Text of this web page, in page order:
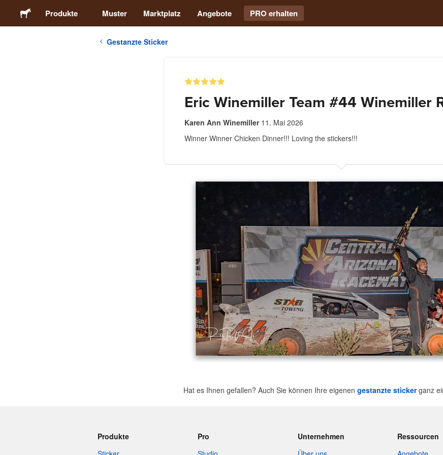
Produkte Muster Marktplatz Angebote PRO erhalten
Gestanzte Sticker
Eric Winemiller Team #44 Winemiller
Karen Ann Winemiller 11. Mai 2026
Winner Winner Chicken Dinner!!! Loving the stickers!!!
Hat es Ihnen gefallen? Auch Sie können Ihre eigenen gestanzte stickerganz
Produkte
Pro
Unternehmen
Ressourcen